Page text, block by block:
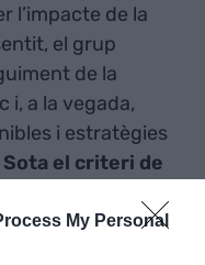
My Personal
l’impacte de la
el grup
de la
i, a la vegada,
i estratègies
Sota el criteri de
element clau per
energètic “en